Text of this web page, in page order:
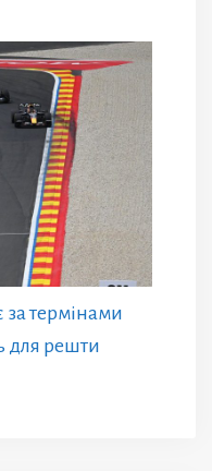
за термінами
для решти